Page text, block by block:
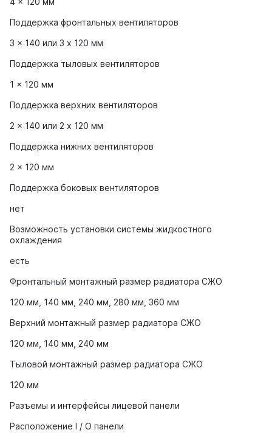
Поддержка фронтальных вентиляторов
3 x 140 или 3 x 120 мм
Поддержка тыловых вентиляторов
1 x 120 мм
Поддержка верхних вентиляторов
2 x 140 или 2 x 120 мм
Поддержка нижних вентиляторов
2 x 120 мм
Поддержка боковых вентиляторов
нет
Возможность установки системы жидкостного
охлаждения
есть
Фронтальный монтажный размер радиатора СЖО
120 мм, 140 мм, 240 мм, 280 мм, 360 мм
Верхний монтажный размер радиатора СЖО
120 мм, 140 мм, 240 мм
Тыловой монтажный размер радиатора СЖО
120 мм
Разъемы и интерфейсы лицевой панели
Расположение I / O панели